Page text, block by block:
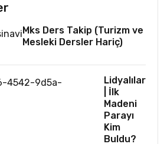
Mks Ders Takip (Turizm ve
Mesleki Dersler Hariç)
Lidyalılar
| İlk
Madeni
Parayı
Kim
Buldu?